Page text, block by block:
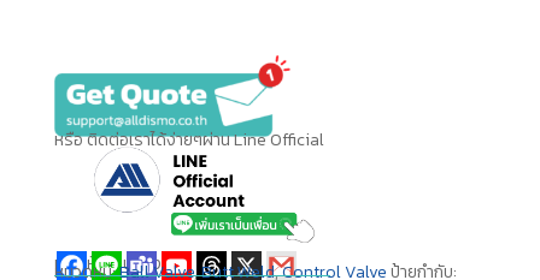
หรือ ติดต่อเราได้ง่ายๆผ่าน Line Official
แชร์ให้เพื่อนของคุณ
หมวดหมู่:Ball Valve,Butt Weld,Control Valveป้ายกำกับ: